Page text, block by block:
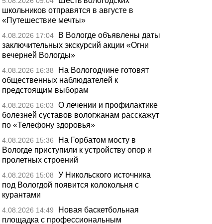
школьников отправятся в августе в
«Путешествие мечты»
4.08.2026 17:04
В Вологде объявлены даты
заключительных экскурсий акции «Огни
вечерней Вологды»
4.08.2026 16:38
На Вологодчине готовят
общественных наблюдателей к
предстоящим выборам
4.08.2026 16:03
О лечении и профилактике
болезней суставов вологжанам расскажут
по «Телефону здоровья»
4.08.2026 15:36
На Горбатом мосту в
Вологде приступили к устройству опор и
пролетных строений
4.08.2026 15:08
У Никольского источника
под Вологдой появится колокольня с
курантами
4.08.2026 14:49
Новая баскетбольная
площадка с профессиональным